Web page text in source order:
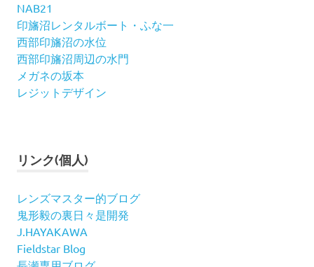
NAB21
印旛沼レンタルボート・ふな一
西部印旛沼の水位
西部印旛沼周辺の水門
メガネの坂本
レジットデザイン
リンク(個人)
レンズマスター的ブログ
鬼形毅の裏日々是開発
J.HAYAKAWA
Fieldstar Blog